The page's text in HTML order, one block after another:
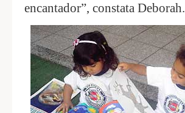
encantador”, constata Deborah.